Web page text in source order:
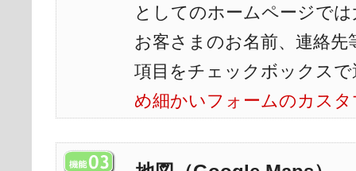
としてのホームページで
お客さまのお名前、連絡
項目をチェックボックス
め細かいフォームのカス